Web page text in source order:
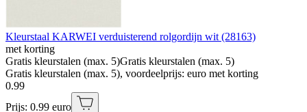
Kleurstaal KARWEI verduisterend rolgordijn wit (28163)
met korting
Gratis kleurstalen (max. 5)Gratis kleurstalen (max. 5)
Gratis kleurstalen (max. 5), voordeelprijs: euro met korting
0.99
Prijs: 0.99 euro